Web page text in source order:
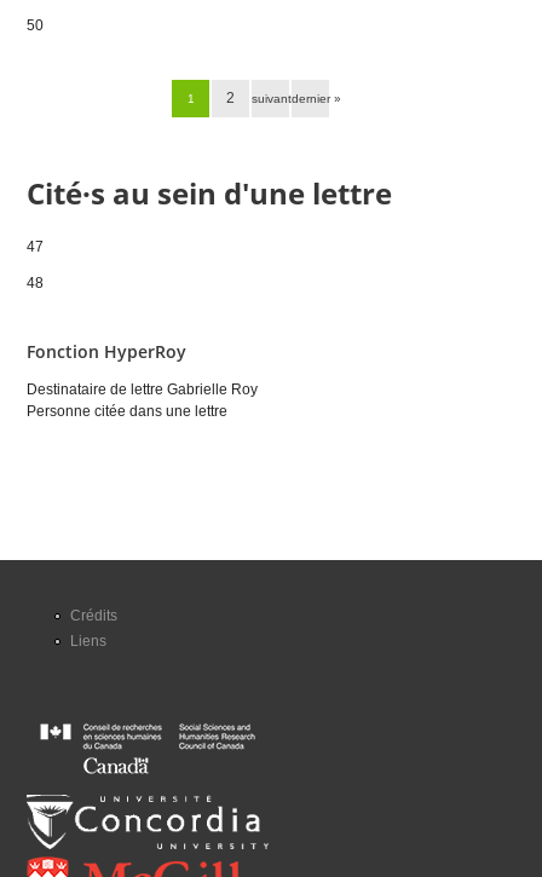
50
1 2 suivant ›dernier »
Cité·s au sein d'une lettre
47
48
Fonction HyperRoy
Destinataire de lettre Gabrielle Roy
Personne citée dans une lettre
Crédits
Liens